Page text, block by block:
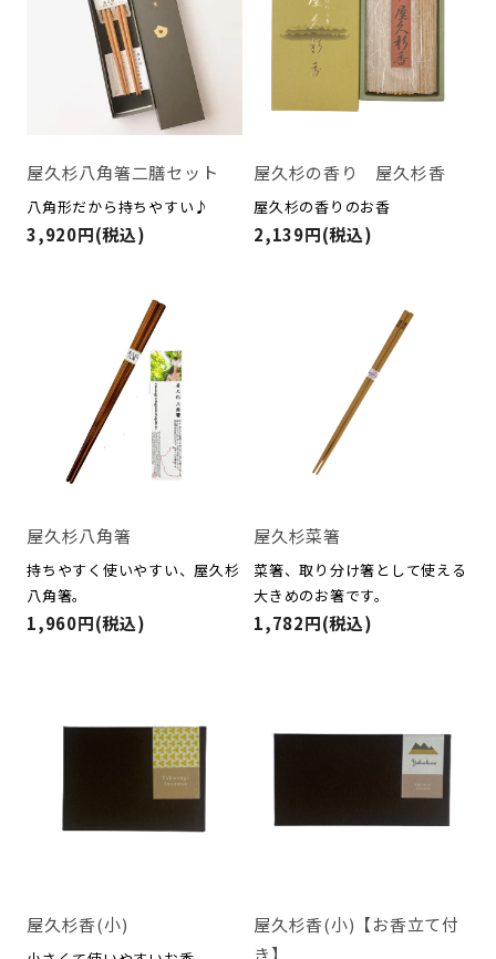
屋久杉八角箸二膳セット
八角形だから持ちやすい♪
3,920円(税込)
屋久杉の香り 屋久杉香
屋久杉の香りのお香
2,139円(税込)
屋久杉八角箸
持ちやすく使いやすい、屋久杉
八角箸。
1,960円(税込)
屋久杉菜箸
菜箸、取り分け箸として使える
大きめのお箸です。
1,782円(税込)
屋久杉香(小)
屋久杉香(小)【お香立て付
き】